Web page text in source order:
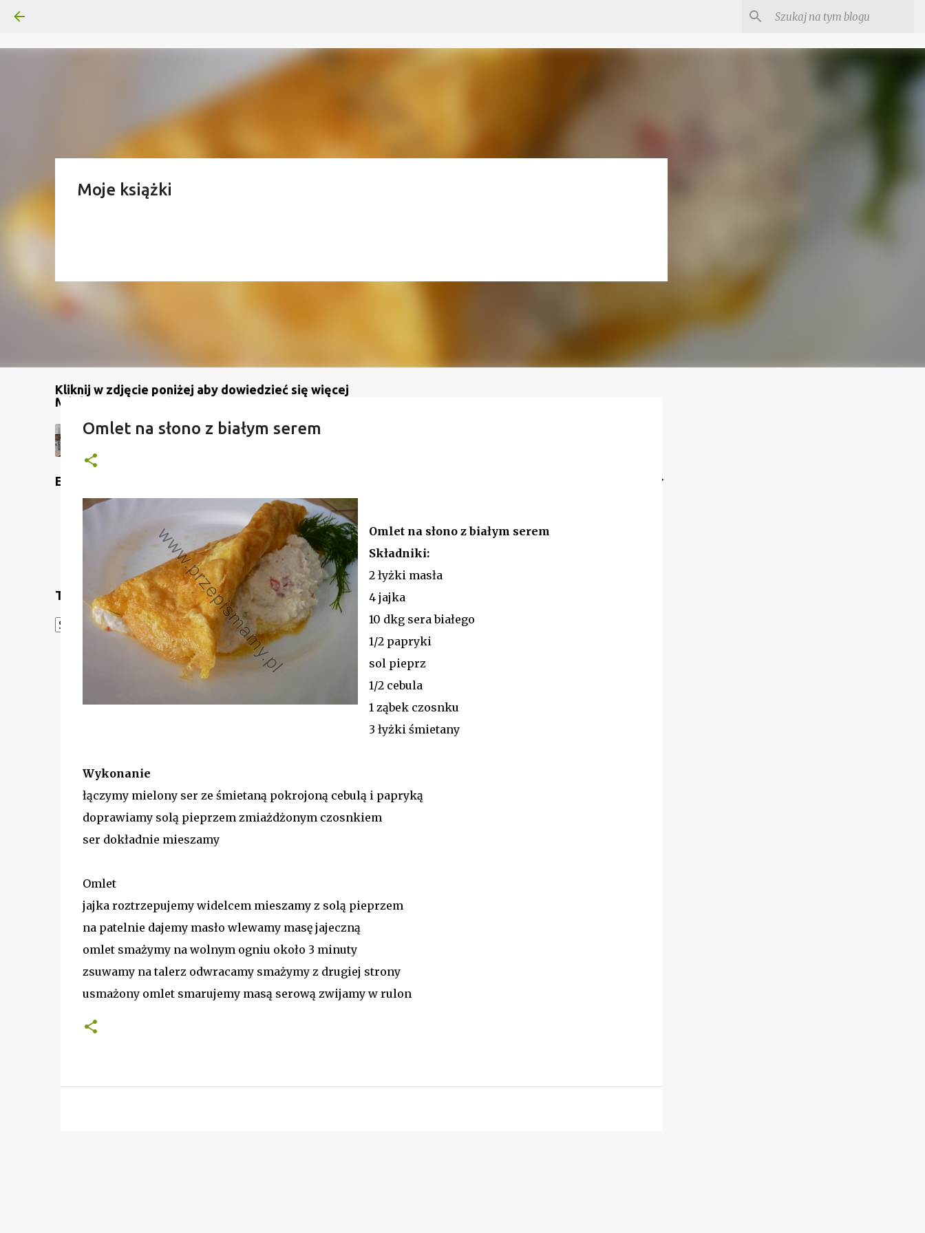
Kliknij w zdjęcie poniżej aby dowiedzieć się więcej
Moje książki
Mój kanał na YouTube
Etykiety
Translate
Translate
Omlet na słono z białym serem
Omlet na słono z białym serem
Składniki:
2 łyżki masła
4 jajka
10 dkg sera białego
1/2 papryki
sol pieprz
1/2 cebula
1 ząbek czosnku
3 łyżki śmietany
Wykonanie
łączymy mielony ser ze śmietaną pokrojoną cebulą i papryką
doprawiamy solą pieprzem zmiażdżonym czosnkiem
ser dokładnie mieszamy
Omlet
jajka roztrzepujemy widelcem mieszamy z solą pieprzem
na patelnie dajemy masło wlewamy masę jajeczną
omlet smażymy na wolnym ogniu około 3 minuty
zsuwamy na talerz odwracamy smażymy z drugiej strony
usmażony omlet smarujemy masą serową zwijamy w rulon